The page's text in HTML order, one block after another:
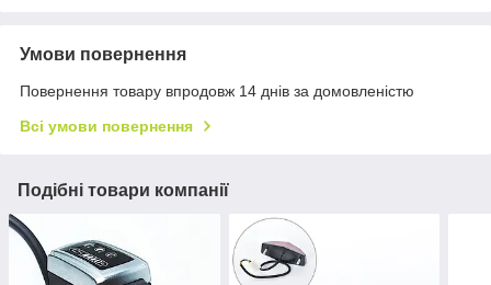
Умови повернення
Повернення товару впродовж 14 днів за домовленістю
Всі умови повернення
Подібні товари компанії